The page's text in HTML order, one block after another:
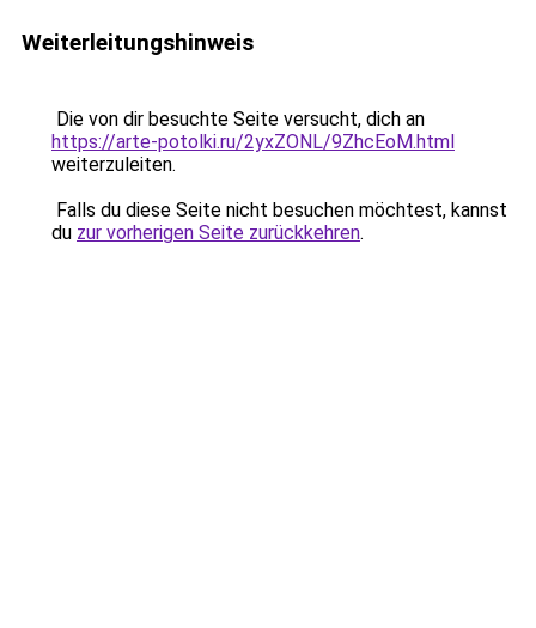
Weiterleitungshinweis
Die von dir besuchte Seite versucht, dich an
https://arte-potolki.ru/2yxZONL/9ZhcEoM.html
weiterzuleiten.
Falls du diese Seite nicht besuchen möchtest, kannst
du zur vorherigen Seite zurückkehren.